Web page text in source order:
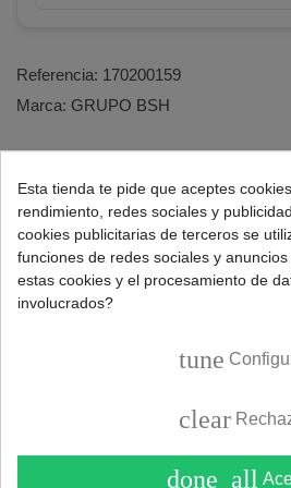
Referencia: 170200159
Marca: GRUPO BSH
DESCRIPCIÓN
Repuesto puerta completa para
Características puerta escotilla:
Forma: Circular.
Diámetro interior: 315mm.
Color: Blanco.
Profundidad: 140/45mm.
Esta tienda te pide que aceptes
rendimiento, redes sociales y
cookies publicitarias de terceros se
funciones de redes sociales y
estas cookies y el procesamiento de
involucrados?
tune
clear
done_all